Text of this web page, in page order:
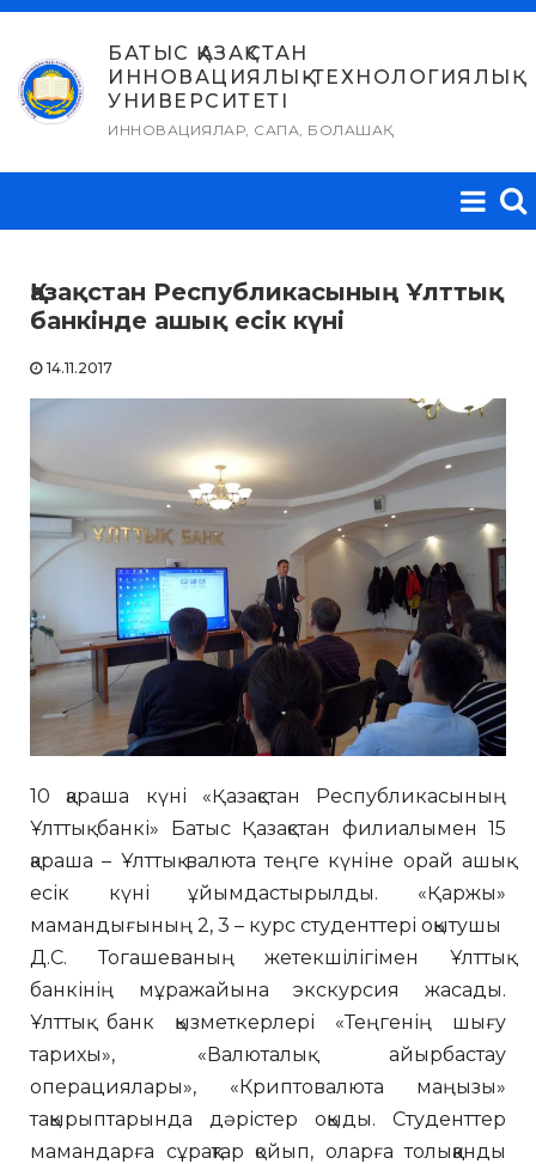
Skip
content
БАТЫС ҚАЗАҚСТАН
ИННОВАЦИЯЛЫҚ-ТЕХНОЛОГИЯЛЫҚ
УНИВЕРСИТЕТІ
ИННОВАЦИЯЛАР, САПА, БОЛАШАҚ
Қазақстан Республикасының Ұлттық
банкінде ашық есік күні
14.11.2017
10 қараша күні «Қазақстан Республикасының
Ұлттық банкі» Батыс Қазақстан филиалымен 15
қараша – Ұлттық валюта теңге күніне орай ашық
есік күні ұйымдастырылды. «Қаржы»
мамандығының 2, 3 – курс студенттері оқытушы
Д.С. Тогашеваның жетекшілігімен Ұлттық
банкінің мұражайына экскурсия жасады.
Ұлттық банк қызметкерлері «Теңгенің шығу
тарихы», «Валюталық айырбастау
операциялары», «Криптовалюта маңызы»
тақырыптарында дәрістер оқыды. Студенттер
мамандарға сұрақтар қойып, оларға толыққанды